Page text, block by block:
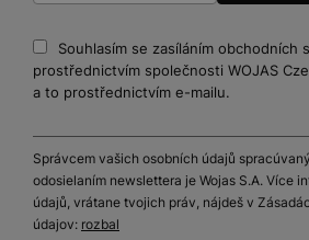
Souhlasím se zasíláním obchodních
prostřednictvím společnosti WOJAS
a to prostřednictvím e-mailu.
Správcem vašich osobních údajů
odosielaním newslettera je Wojas S.A. Více
údajů, vrátane tvojich práv, nájdeš v
údajov: rozbal